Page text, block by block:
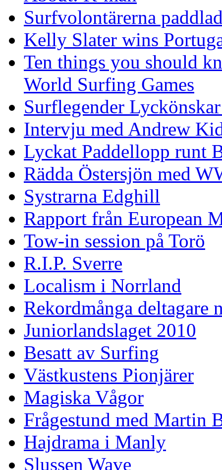
Surfvolontärerna
Kelly Slater wins
Ten things you should
World Surfing Games
Surflegender
Intervju med Andrew
Lyckat Paddellopp runt
Rädda Östersjön med
Systrarna Edghill
Rapport från European
Tow-in session på Torö
R.I.P. Sverre
Localism i Norrland
Rekordmånga deltagare
Juniorlandslaget 2010
Besatt av Surfing
Västkustens Pionjärer
Magiska Vågor
Frågestund med Martin
Hajdrama i Manly
Slussen Wave